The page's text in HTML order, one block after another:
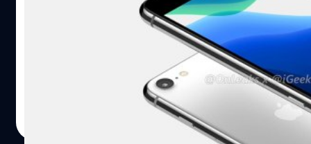
เว็บไซต์ Cult of Mac ได้รายงานข้อมูลล่าสุดจากแหล่งข่าว
วงในของ Apple โดยระบุว่า ทาง Apple ได้เลื่อนกำหนดการ
เปิดตัวสมาร์ตโฟนระดับกลางอย่าง iPhone 9 ออกไปอย่าง
ไม่มีกำหนด รวมถึงานอีเวนต์ WWDC ที่นักพัฒนาจะมารวมตัว
กันทุกปีนั้น ก็ส่อแววจะถูกยกเลืิกด้วย เนื่องจากเขต Santa
Clara นั้น ห้ามมิให้มีการรชุมนุมกว่า 1,000 คนขึ้นไป ไปจนถึง
สิ้นเดือนมีนาคม 2020 นี้ นอกจากนี้ สายการผลิตของ Apple
| 2341 days ago